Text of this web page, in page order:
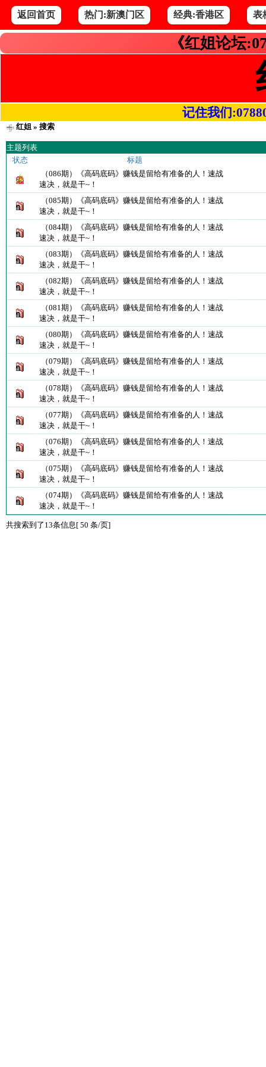
返回首页 热门:新澳门区 经典:香港区 表
《红姐论坛
记住我们
红姐» 搜索
主题列表
状态
标题
（086期）《高码底码》赚钱是留给有准备的人！速战
速决，就是干~！
（085期）《高码底码》赚钱是留给有准备的人！速战
速决，就是干~！
（084期）《高码底码》赚钱是留给有准备的人！速战
速决，就是干~！
（083期）《高码底码》赚钱是留给有准备的人！速战
速决，就是干~！
（082期）《高码底码》赚钱是留给有准备的人！速战
速决，就是干~！
（081期）《高码底码》赚钱是留给有准备的人！速战
速决，就是干~！
（080期）《高码底码》赚钱是留给有准备的人！速战
速决，就是干~！
（079期）《高码底码》赚钱是留给有准备的人！速战
速决，就是干~！
（078期）《高码底码》赚钱是留给有准备的人！速战
速决，就是干~！
（077期）《高码底码》赚钱是留给有准备的人！速战
速决，就是干~！
（076期）《高码底码》赚钱是留给有准备的人！速战
速决，就是干~！
（075期）《高码底码》赚钱是留给有准备的人！速战
速决，就是干~！
（074期）《高码底码》赚钱是留给有准备的人！速战
速决，就是干~！
共搜索到了13条信息[ 50 条/页]